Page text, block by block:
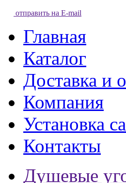
отправить на E-mail
Главная
Каталог
Доставка и
Компания
Установка
Контакты
Душевые